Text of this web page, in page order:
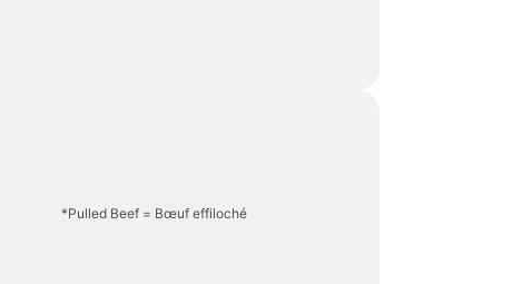
*Pulled Beef = Bœuf effiloché